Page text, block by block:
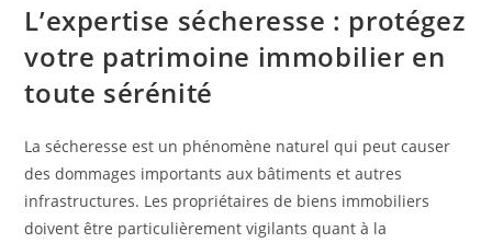
L’expertise sécheresse : protégez
votre patrimoine immobilier en
toute sérénité
La sécheresse est un phénomène naturel qui peut causer
des dommages importants aux bâtiments et autres
infrastructures. Les propriétaires de biens immobiliers
doivent être particulièrement vigilants quant à la